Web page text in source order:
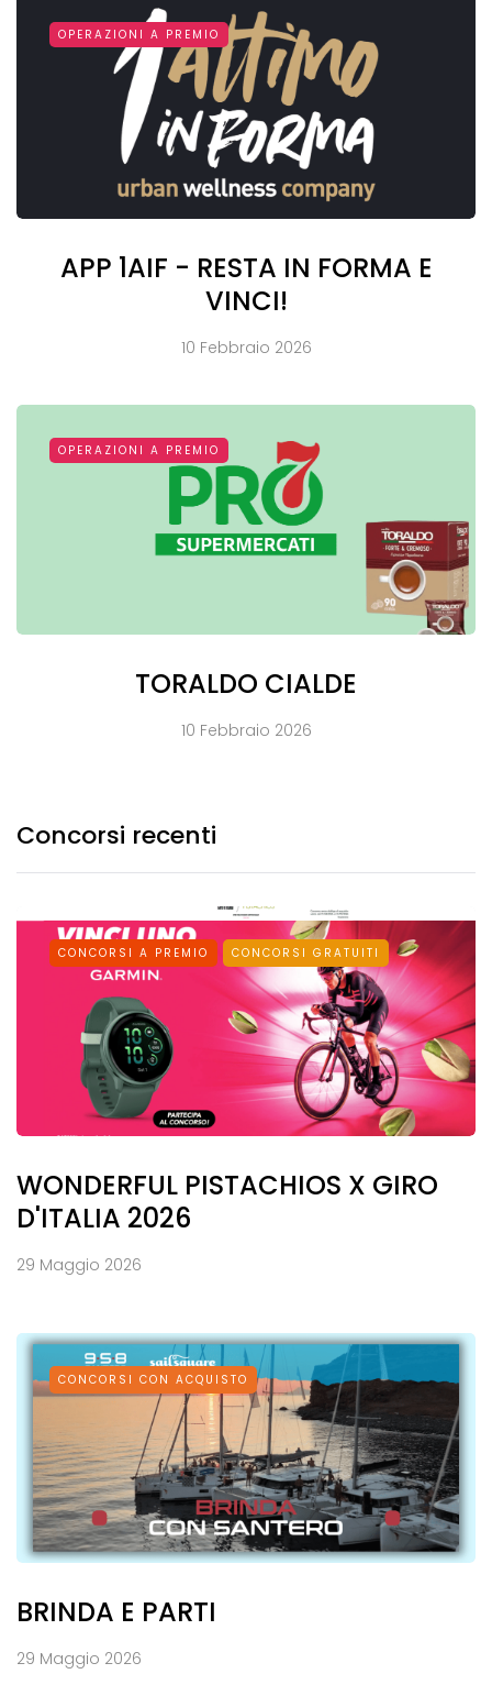
OPERAZIONI A PREMIO
APP 1AIF - RESTA IN FORMA E
VINCI!
10 Febbraio 2026
OPERAZIONI A PREMIO
TORALDO CIALDE
10 Febbraio 2026
Concorsi recenti
CONCORSI A PREMIO CONCORSI GRATUITI
WONDERFUL PISTACHIOS X GIRO
D'ITALIA 2026
29 Maggio 2026
CONCORSI CON ACQUISTO
BRINDA E PARTI
29 Maggio 2026